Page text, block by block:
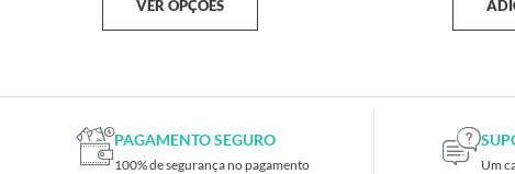
VER OPÇÕES
PAGAMENTO SEGURO
100% de segurança no pagamento Um